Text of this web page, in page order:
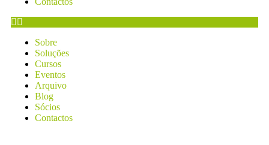
Sobre
Soluções
Cursos
Eventos
Arquivo
Blog
Sócios
Contactos